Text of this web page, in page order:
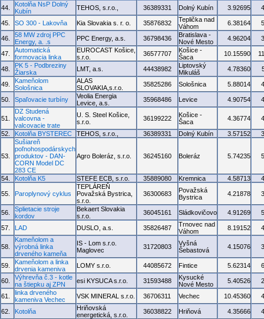
44.
Kotolňa NsP Dolný
Kubín
TEHOS, s.r.o., 36389331 Dolný Kubín 3.92695
45. SO 300 - Lakovňa Kia Slovakia s. r. o. 35876832
Teplička nad
Váhom
6.38164
46.
58 MW zdroj PPC
Energy, a. .s
PPC Energy, a.s. 36798436
Bratislava -
Nové Mesto
4.96204
47.
Automatická
formovacia linka
EUROCAST Košice,
s.r.o.
36577707
Košice -
Šaca
10.15590
48.
PK 5 - Podbreziny
Žiarska
LMT, a.s. 44438982
Liptovský
Mikuláš
4.78360
49.
Kameňolom
Sološnica
ALAS
SLOVAKIA,s.r.o.
35825286 Sološnica 5.88014
50. Spaľovacie turbíny
Veolia Energia
Levice, a.s.
35968486 Levice 4.90754
51.
DZ Studená
valcovna -
valcovacie trate
U. S. Steel Košice,
s.r.o.
36199222
Košice -
Šaca
4.36774
52. Kotolňa BYSTEREC TEHOS, s.r.o., 36389331 Dolný Kubín 3.57152
53.
Sušiareň
poľnohospodárskych
produktov - DAN-
CORN Model DC
283 CE
Agro Boleráz, s.r.o. 36245160 Boleráz 5.74235
54. Kotolňa K5 STEFE ECB, s.r.o. 35889080 Kremnica 4.58713
55. Paroplynový cyklus
TEPLÁREŇ
Považská Bystrica,
s.r.o.
36300683
Považská
Bystrica
4.21878
56.
Splietacie stroje
kordov
Bekaert Slovakia
s.r.o.
36045161 Sládkovičovo 4.91269
57. LAD DUSLO, a.s. 35826487
Trnovec nad
Váhom
8.19152
58.
Kameňolom a
výrobná linka
drveného kameňa
IS - Lom s.r.o.
Maglovec
31720803
Vyšná
Šebastová
4.15076
59.
Kameňolom a linka
drvenia kameniva
LOMY s.r.o. 44085672 Fintice 5.62314
60.
Výhrevňa č.3 - kotle
na štiepku aj ZPN
esi KYSUCA s.r.o. 31593488
Kysucké
Nové Mesto
5.40526
61.
linka drveného
kameniva Vechec
VSK MINERAL s.r.o. 36706311 Vechec 10.45360
62. Kotolňa
Hriňovská
energetická, s.r.o.
36038822 Hriňová 4.35666